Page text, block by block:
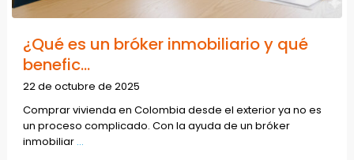
¿Qué es un bróker inmobiliario y qué
benefic...
22 de octubre de 2025
Comprar vivienda en Colombia desde el exterior ya no es
un proceso complicado. Con la ayuda de un bróker
inmobiliar ...